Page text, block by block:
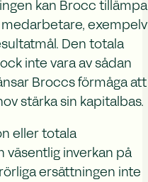
kan Brocc tillämpa
Den totala
inte vara av sådan
Broccs förmåga att
stärka sin kapitalbas.
eller totala
väsentlig inverkan på
ersättningen inte